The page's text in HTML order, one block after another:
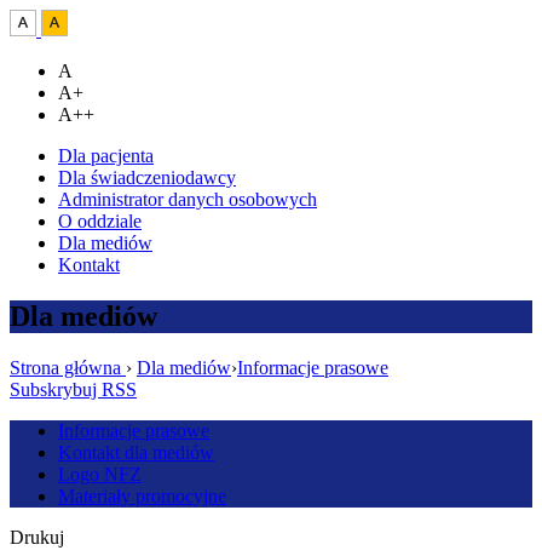
A
A+
A++
Dla pacjenta
Dla świadczeniodawcy
Administrator danych osobowych
O oddziale
Dla mediów
Kontakt
Dla mediów
Strona główna › Dla mediów›Informacje prasowe
Subskrybuj RSS
Informacje prasowe
Kontakt dla mediów
Logo NFZ
Materiały promocyjne
Drukuj